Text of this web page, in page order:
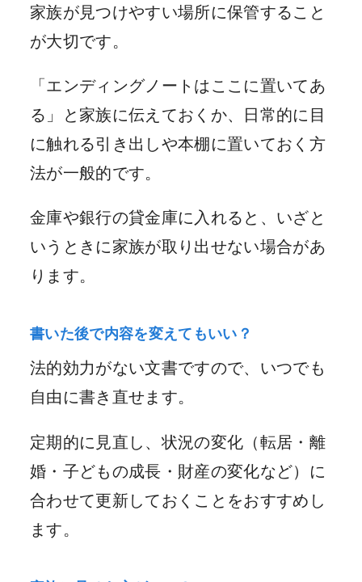
家族が見つけやすい場所に保管すること
が大切です。
「エンディングノートはここに置いてあ
る」と家族に伝えておくか、日常的に目
に触れる引き出しや本棚に置いておく方
法が一般的です。
金庫や銀行の貸金庫に入れると、いざと
いうときに家族が取り出せない場合があ
ります。
書いた後で内容を変えてもいい？
法的効力がない文書ですので、いつでも
自由に書き直せます。
定期的に見直し、状況の変化（転居・離
婚・子どもの成長・財産の変化など）に
合わせて更新しておくことをおすすめし
ます。